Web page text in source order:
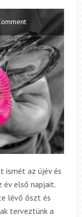
ismét az újév és
év első napjait.
lévő őszt és
terveztünk a